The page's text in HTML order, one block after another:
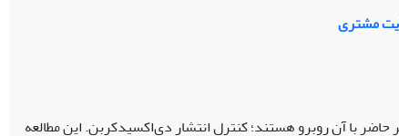
مشتری
با آن روبرو هستند؛ کنترل انتشار دی‌اکسید‌‌کربن. این مطالعه